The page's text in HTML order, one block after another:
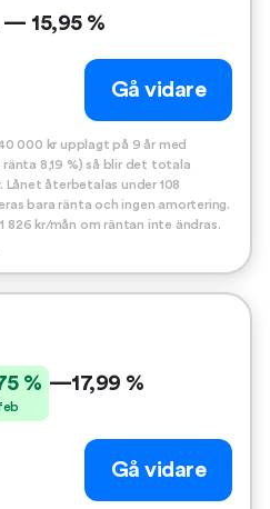
— 15,95 %
Gå vidare
000 kr upplagt på 9 år med
8,19 %) så blir det totala
återbetalas under 108
bara ränta och ingen amortering.
826 kr/mån om räntan inte ändras.
% —17,99 %
Gå vidare